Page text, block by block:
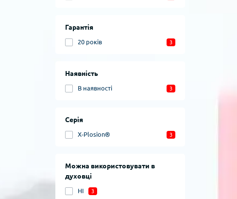
Гарантія
20 років 3
Наявність
В наявності 3
Серія
X-Plosion® 3
Можна використовувати в
духовці
НІ 3